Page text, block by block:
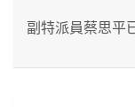
副特派員蔡思平